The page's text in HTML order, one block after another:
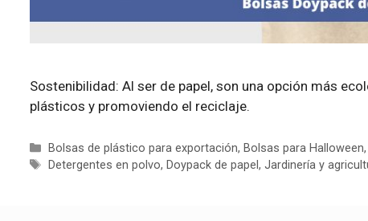
Sostenibilidad: Al ser de papel, son una opción más
plásticos y promoviendo el reciclaje.
Categorías
Bolsas de plástico para exportación, Bolsas para Halloween,
Etiquetas
Detergentes en polvo, Doypack de papel,Jardinería y